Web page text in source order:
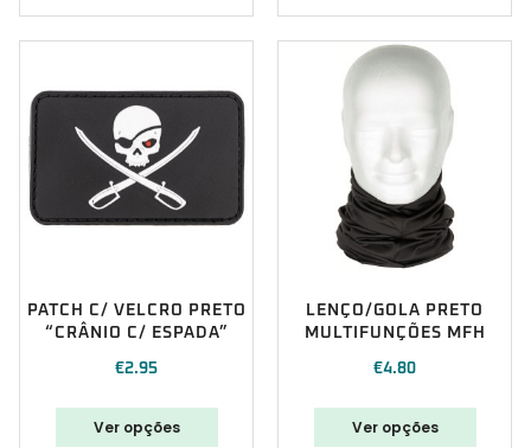
PATCH C/ VELCRO PRETO
“CRÂNIO C/ ESPADA”
€2.95
Ver opções
LENÇO/GOLA PRETO
MULTIFUNÇÕES MFH
€4.80
Ver opções